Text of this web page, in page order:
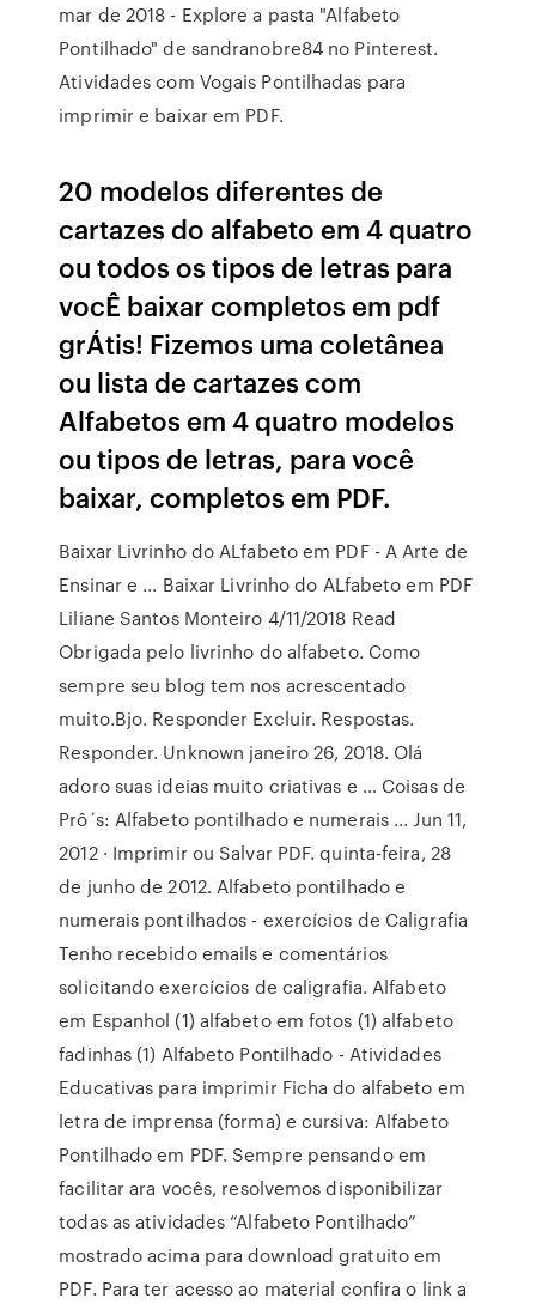
mar de 2018 - Explore a pasta "Alfabeto
Pontilhado" de sandranobre84 no Pinterest.
Atividades com Vogais Pontilhadas para
imprimir e baixar em PDF.
20 modelos diferentes de
cartazes do alfabeto em 4 quatro
ou todos os tipos de letras para
vocÊ baixar completos em pdf
grÁtis! Fizemos uma coletânea
ou lista de cartazes com
Alfabetos em 4 quatro modelos
ou tipos de letras, para você
baixar, completos em PDF.
Baixar Livrinho do ALfabeto em PDF - A Arte de
Ensinar e ... Baixar Livrinho do ALfabeto em PDF
Liliane Santos Monteiro 4/11/2018 Read
Obrigada pelo livrinho do alfabeto. Como
sempre seu blog tem nos acrescentado
muito.Bjo. Responder Excluir. Respostas.
Responder. Unknown janeiro 26, 2018. Olá
adoro suas ideias muito criativas e … Coisas de
Prô´s: Alfabeto pontilhado e numerais ... Jun 11,
2012 · Imprimir ou Salvar PDF. quinta-feira, 28
de junho de 2012. Alfabeto pontilhado e
numerais pontilhados - exercícios de Caligrafia
Tenho recebido emails e comentários
solicitando exercícios de caligrafia. Alfabeto
em Espanhol (1) alfabeto em fotos (1) alfabeto
fadinhas (1) Alfabeto Pontilhado - Atividades
Educativas para imprimir Ficha do alfabeto em
letra de imprensa (forma) e cursiva: Alfabeto
Pontilhado em PDF. Sempre pensando em
facilitar ara vocês, resolvemos disponibilizar
todas as atividades “Alfabeto Pontilhado”
mostrado acima para download gratuito em
PDF. Para ter acesso ao material confira o link a